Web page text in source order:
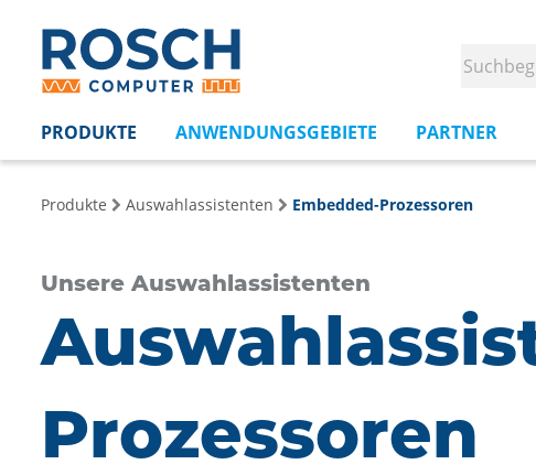
PRODUKTE ANWENDUNGSGEBIETE PARTNER
Produkte Auswahlassistenten Embedded-Prozessoren
Unsere Auswahlassistenten
Prozessoren